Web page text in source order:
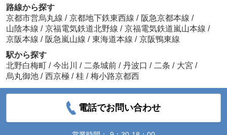
路線から探す
京都市営烏丸線 / 京都地下鉄東西線 / 阪急京都本線 /
山陰本線 / 京福電気鉄道北野線 / 京福電気鉄道嵐山本線 /
京阪本線 / 阪急嵐山線 / 東海道本線 / 京阪鴨東線
駅から探す
北野白梅町 / 今出川 / 二条城前 / 丹波口 / 二条 / 大宮 /
烏丸御池 / 西京極 / 桂 / 梅小路京都西
電話でお問い合わせ